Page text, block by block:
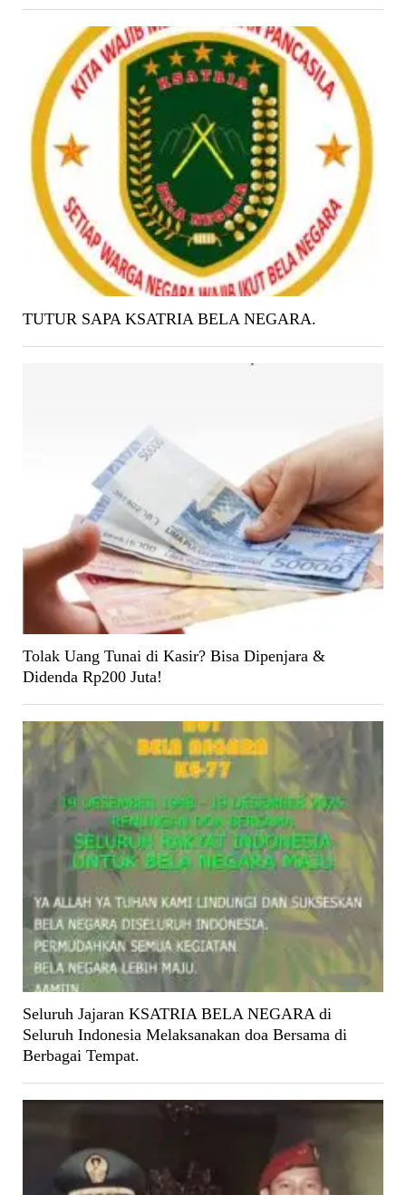
TUTUR SAPA KSATRIA BELA NEGARA.
Tolak Uang Tunai di Kasir? Bisa Dipenjara &
Didenda Rp200 Juta!
Seluruh Jajaran KSATRIA BELA NEGARA di
Seluruh Indonesia Melaksanakan doa Bersama di
Berbagai Tempat.